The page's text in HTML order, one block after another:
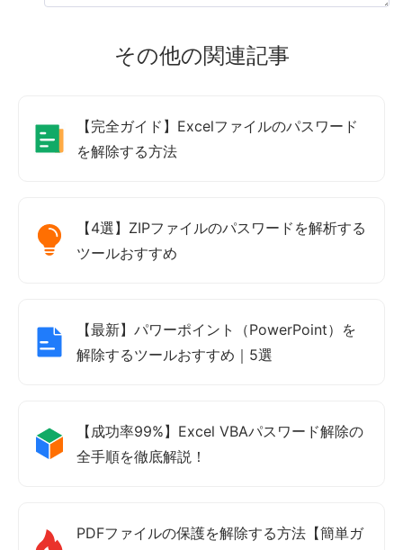
その他の関連記事
【完全ガイド】Excelファイルのパスワード
を解除する方法
【4選】ZIPファイルのパスワードを解析する
ツールおすすめ
【最新】パワーポイント（PowerPoint）を
解除するツールおすすめ｜5選
【成功率99%】Excel VBAパスワード解除の
全手順を徹底解説！
PDFファイルの保護を解除する方法【簡単ガ